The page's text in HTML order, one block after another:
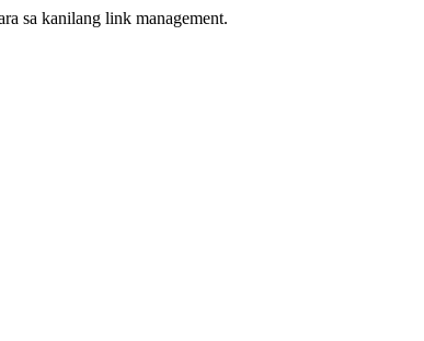
sa kanilang link management.